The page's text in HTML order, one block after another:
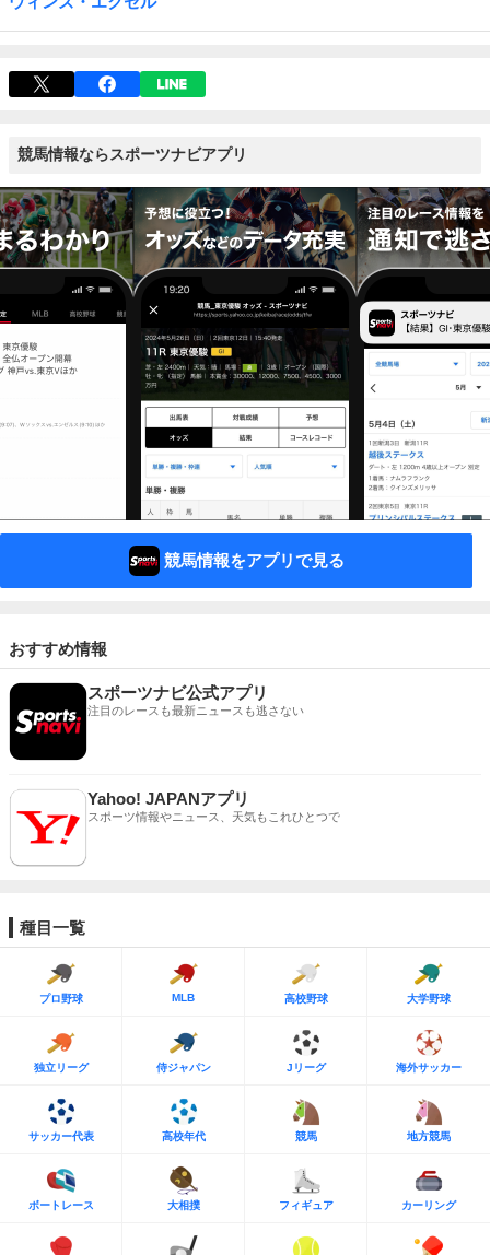
競馬情報ならスポーツナビアプリ
競馬情報をアプリで見る
おすすめ情報
スポーツナビ公式アプリ
注目のレースも最新ニュースも逃さない
Yahoo! JAPANアプリ
スポーツ情報やニュース、天気もこれひとつで
種目一覧
プロ野球 MLB 高校野球 大学野球
独立リーグ 侍ジャパン Jリーグ 海外サッカー
サッカー代表 高校年代 競馬 地方競馬
ボートレース 大相撲 フィギュア カーリング